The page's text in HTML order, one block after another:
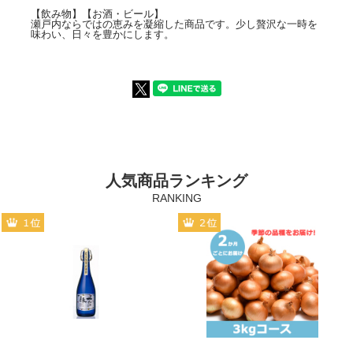
【飲み物】【お酒・ビール】
瀬戸内ならではの恵みを凝縮した商品です。少し贅沢な一時を
味わい、日々を豊かにします。
人気商品ランキング